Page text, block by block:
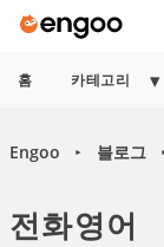
홈 카테고리
Engoo ► 블로그
전화영어